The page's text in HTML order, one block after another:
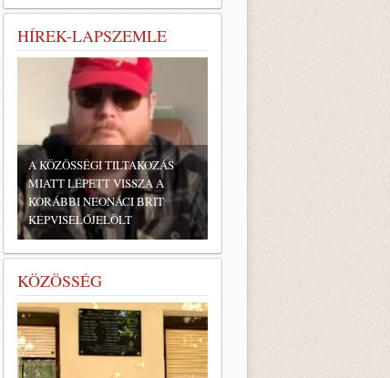
HÍREK-LAPSZEMLE
A KÖZÖSSÉGI TILTAKOZÁS
MIATT LÉPETT VISSZA A
KORÁBBI NEONÁCI BRIT
KÉPVISELŐJELÖLT
KÖZÖSSÉG